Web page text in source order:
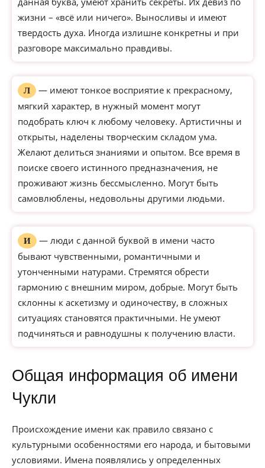
жизни – «всё или ничего». Выносливы и имеют
твердость духа. Иногда излишне конкретны и при
разговоре максимально правдивы.
Л
— имеют тонкое восприятие к прекрасному,
мягкий характер, в нужный момент могут
подобрать ключ к любому человеку. Артистичны и
открыты, наделены творческим складом ума.
Желают делиться знаниями и опытом. Все время в
поиске своего истинного предназначения, не
проживают жизнь бессмысленно. Могут быть
самовлюблены, недовольны другими людьми.
И
— люди с данной буквой в имени часто
бывают чувственными, романтичными и
утонченными натурами. Стремятся обрести
гармонию с внешним миром, добрые. Могут быть
склонны к аскетизму и одиночеству, в сложных
ситуациях становятся практичными. Не умеют
подчиняться и равнодушны к получению власти.
Общая информация об имени
Чукли
Происхождение имени как правило связано с
культурными особенностями его народа, и бытовыми
условиями. Имена появлялись у определенных